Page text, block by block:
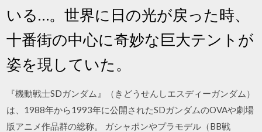
いる…。世界に日の光が戻った時、
十番街の中心に奇妙な巨大テントが
姿を現していた。
『機動戦士SDガンダム』（きどうせんしエスディーガンダム）
は、1988年から1993年に公開されたSDガンダムのOVAや劇場
版アニメ作品群の総称。 ガシャポンやプラモデル（BB戦